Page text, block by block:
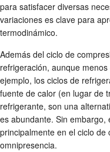
para satisfacer diversas
variaciones es clave para
termodinámico.
Además del ciclo de
refrigeración, aunque
ejemplo, los ciclos de
fuente de calor (en lugar de
refrigerante, son una
es abundante. Sin
principalmente en el ciclo
omnipresencia.